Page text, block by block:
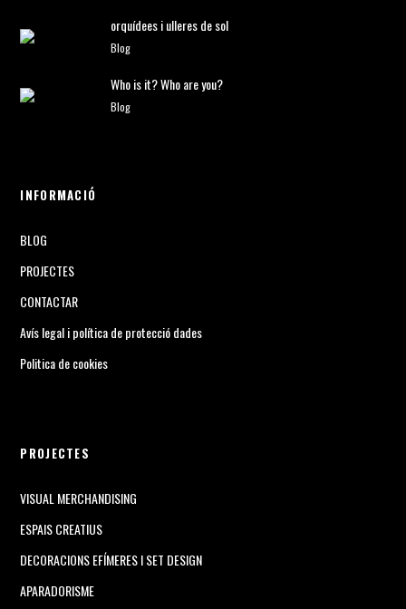
orquídees i ulleres de sol
Blog
Who is it? Who are you?
Blog
INFORMACIÓ
BLOG
PROJECTES
CONTACTAR
Avís legal i política de protecció dades
Politica de cookies
PROJECTES
VISUAL MERCHANDISING
ESPAIS CREATIUS
DECORACIONS EFÍMERES I SET DESIGN
APARADORISME